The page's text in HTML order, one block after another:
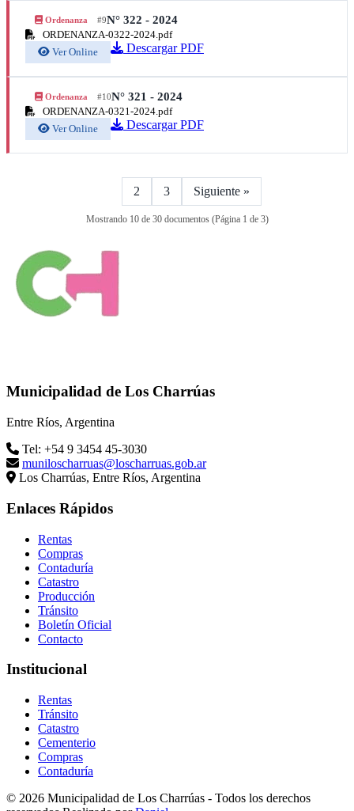
Ordenanza #9N° 322 - 2024
ORDENANZA-0322-2024.pdf
Ver Online
Descargar PDF
Ordenanza #10N° 321 - 2024
ORDENANZA-0321-2024.pdf
Ver Online
Descargar PDF
2 3 Siguiente »
Mostrando 10 de 30 documentos (Página 1 de 3)
Municipalidad de Los Charrúas
Entre Ríos, Argentina
Tel: +54 9 3454 45-3030
muniloscharruas@loscharruas.gob.ar
Los Charrúas, Entre Ríos, Argentina
Enlaces Rápidos
Rentas
Compras
Contaduría
Catastro
Producción
Tránsito
Boletín Oficial
Contacto
Institucional
Rentas
Tránsito
Catastro
Cementerio
Compras
Contaduría
© 2026 Municipalidad de Los Charrúas - Todos los derechos